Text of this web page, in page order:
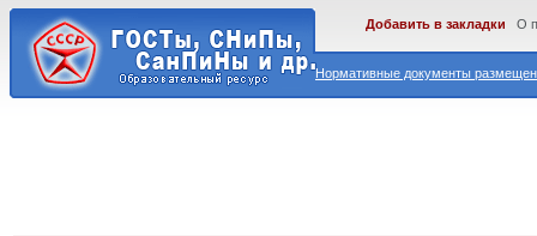
Нормативные документы
Добавить в закладки О